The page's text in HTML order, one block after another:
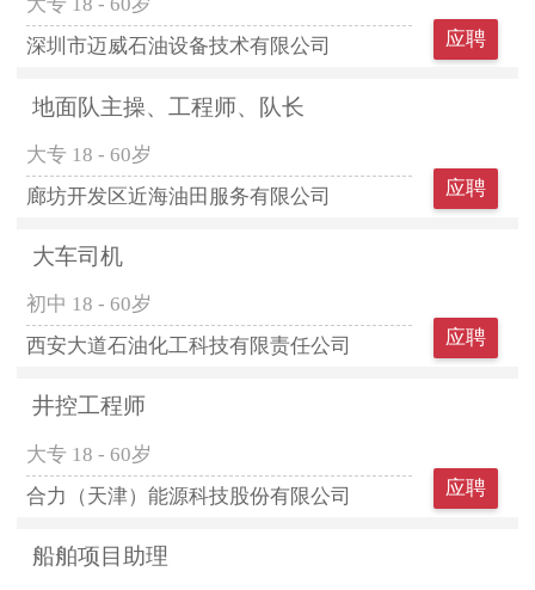
大专 18 - 60岁
深圳市迈威石油设备技术有限公司
应聘
地面队主操、工程师、队长
大专 18 - 60岁
廊坊开发区近海油田服务有限公司
应聘
大车司机
初中 18 - 60岁
西安大道石油化工科技有限责任公司
应聘
井控工程师
大专 18 - 60岁
合力（天津）能源科技股份有限公司
应聘
船舶项目助理